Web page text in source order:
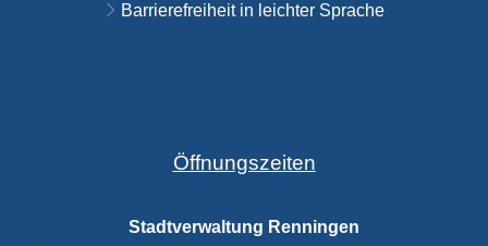
Barrierefreiheit in leichter Sprache
Öffnungszeiten
Stadtverwaltung Renningen